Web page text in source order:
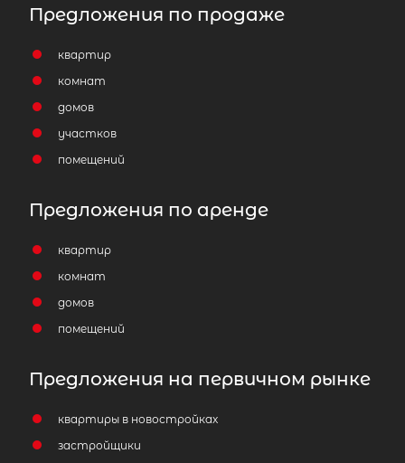
Предложения по продаже
квартир
комнат
домов
участков
помещений
Предложения по аренде
квартир
комнат
домов
помещений
Предложения на первичном рынке
квартиры в новостройках
застройщики